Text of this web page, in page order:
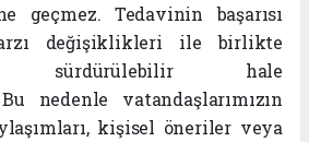
geçmez. Tedavinin başarısı
değişiklikleri ile birlikte
sürdürülebilir hale
nedenle vatandaşlarımızın
kişisel öneriler veya